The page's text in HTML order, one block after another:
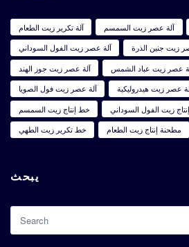
آلة تكرير زيت الطعام آلة عصر زيت السمسم
آلة عصر زيت الفول السوداني
زيت جنين الذرة
آلة عصر زيت جوز الهند
عصر زيت عباد الشمس
آلة عصر زيت فول الصويا
عصر زيت هيدروليكية
خط إنتاج زيت السمسم
زيت الفول السوداني
خط تكرير زيت الطهي
مطحنة إنتاج زيت الطعام
يبحث